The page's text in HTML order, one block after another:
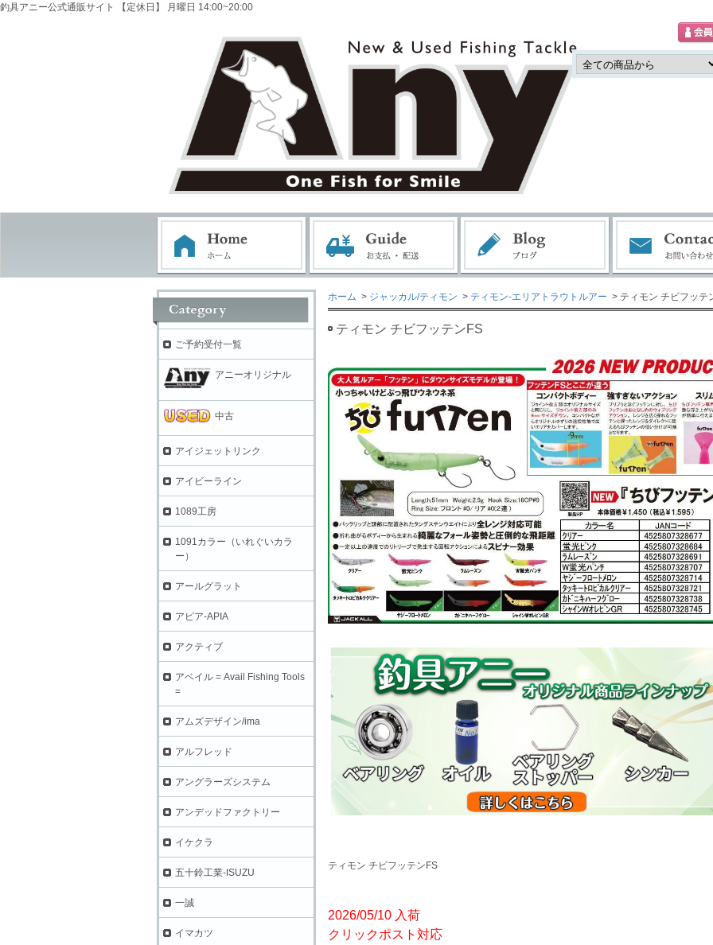
釣具アニー公式通販サイト 【定休日】 月曜日 14:00~20:00
ホーム > ジャッカル/ティモン > ティモン-エリアトラウトルアー > ティモン チビフッテ
ティモン チビフッテンFS
ティモン チビフッテンFS
2026/05/10 入荷
クリックポスト対応
ご予約受付一覧
アニーオリジナル
中古
アイジェットリンク
アイビーライン
1089工房
1091カラー（いれぐいカラ
ー）
アールグラット
アピア-APIA
アクティブ
アベイル = Avail Fishing Tools
=
アムズデザイン/ima
アルフレッド
アングラーズシステム
アンデッドファクトリー
イケクラ
五十鈴工業-ISUZU
一誠
イマカツ